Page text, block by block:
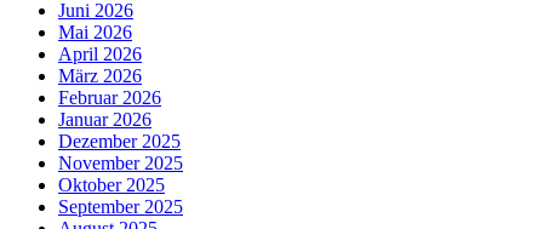
Juni 2026
Mai 2026
April 2026
März 2026
Februar 2026
Januar 2026
Dezember 2025
November 2025
Oktober 2025
September 2025